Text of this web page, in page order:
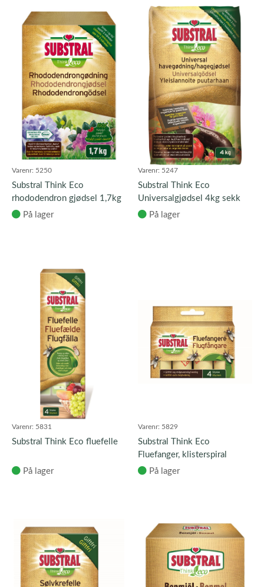
Varenr: 5250
Substral Think Eco
rhododendron gjødsel 1,7kg
På lager
Varenr: 5247
Substral Think Eco
Universalgjødsel 4kg sekk
På lager
Varenr: 5831
Substral Think Eco fluefelle
På lager
Varenr: 5829
Substral Think Eco
Fluefanger, klisterspiral
På lager